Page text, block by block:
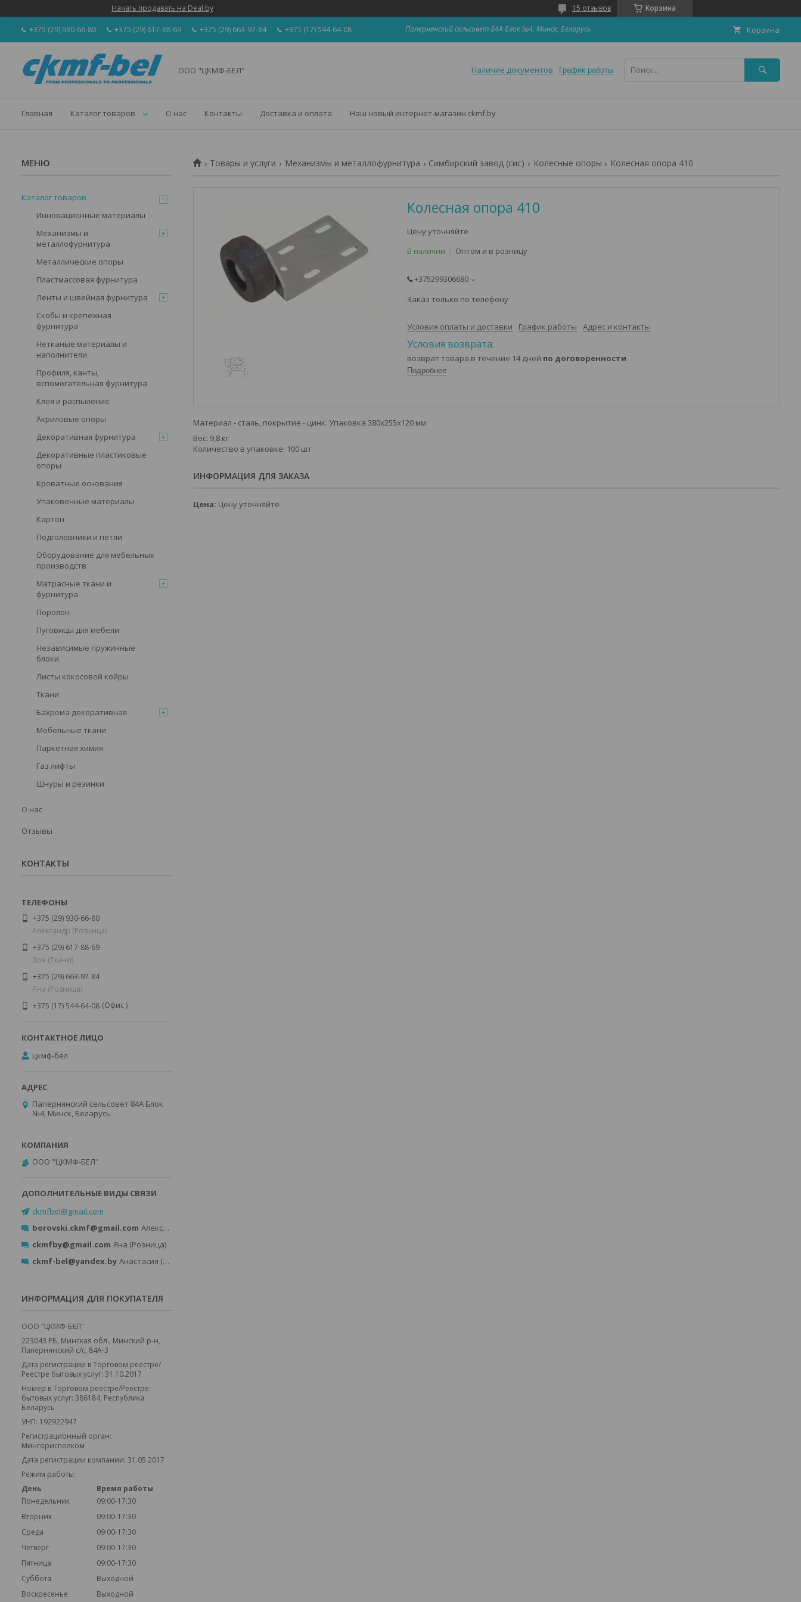
Начать продавать на Deal.by Корзина
15 отзывов
+375 (29) 930-66-80 +375 (29) 617-88-69 +375 (29) 663-97-84 +375 (17) 544-64-08 Папернянский сельсовет 84А Блок №4, Минск, Беларусь Корзина
ООО "ЦКМФ-БЕЛ" Наличие документов График работы
Главная Каталог товаров О нас Контакты Доставка и оплата Наш новый интернет-магазин ckmf.by
Товары и услуги Механизмы и металлофурнитура Симбирский завод (сис) Колесные опоры Колесная опора 410
Колесная опора 410
Цену уточняйте
В наличии Оптом и в розницу
+375299306680
Заказ только по телефону
Условия оплаты и доставки График работы Адрес и контакты
возврат товара в течение 14 дней по договоренности
Подробнее
Материал - сталь, покрытие - цинк. Упаковка 380х255х120 мм
Вес: 9,8 кг
Количество в упаковке: 100 шт
ИНФОРМАЦИЯ ДЛЯ ЗАКАЗА
Цена: Цену уточняйте
Каталог товаров
Инновационные материалы
Механизмы и
металлофурнитура
Металлические опоры
Пластмассовая фурнитура
Ленты и швейная фурнитура
Скобы и крепежная
фурнитура
Нетканые материалы и
наполнители
Профиля, канты,
вспомогательная фурнитура
Клея и распыление
Акриловые опоры
Декоративная фурнитура
Декоративные пластиковые
опоры
Кроватные основания
Упаковочные материалы
Картон
Подголовники и петли
Оборудование для мебельных
производств
Матрасные ткани и
фурнитура
Поролон
Пуговицы для мебели
Независимые пружинные
блоки
Листы кокосовой койры
Ткани
Бахрома декоративная
Мебельные ткани
Паркетная химия
Газ лифты
Шнуры и резинки
О нас
Отзывы
КОНТАКТЫ
+375 (29) 930-66-80
Александр (Розница)
+375 (29) 617-88-69
Зоя (Ткани)
+375 (29) 663-97-84
Яна (Розница)
+375 (17) 544-64-08 Офис
цкмф-бел
Папернянский сельсовет 84А Блок
№4, Минск, Беларусь
ООО "ЦКМФ-БЕЛ"
ckmfbel@gmail.com
borovski.ckmf@gmail.com Александр (Розница)
ckmfby@gmail.com Яна (Розница)
ckmf-bel@yandex.by Анастасия (Опт)
ИНФОРМАЦИЯ ДЛЯ ПОКУПАТЕЛЯ
ООО "ЦКМФ-БЕЛ"
223043 РБ, Минская обл., Минский р-н,
Папернянский с/с, 84А-3
Дата регистрации в Торговом реестре/
Реестре бытовых услуг: 31.10.2017
Номер в Торговом реестре/Реестре
бытовых услуг: 386184, Республика
Беларусь
УНП: 192922947
Регистрационный орган:
Мингорисполком
Дата регистрации компании: 31.05.2017
Режим работы:
День
Время работы
Понедельник
09:00-17:30
Вторник
09:00-17:30
Среда
09:00-17:30
Четверг
09:00-17:30
Пятница
09:00-17:30
Суббота
Выходной
Воскресенье
Выходной